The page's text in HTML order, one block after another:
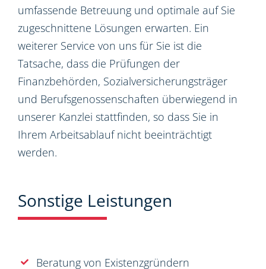
umfassende Betreuung und optimale auf Sie
zugeschnittene Lösungen erwarten. Ein
weiterer Service von uns für Sie ist die
Tatsache, dass die Prüfungen der
Finanzbehörden, Sozialversicherungsträger
und Berufsgenossenschaften überwiegend in
unserer Kanzlei stattfinden, so dass Sie in
Ihrem Arbeitsablauf nicht beeinträchtigt
werden.
Sonstige Leistungen
Beratung von Existenzgründern